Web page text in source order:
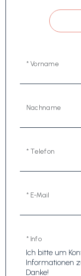
* Vorname
Nachname
* Telefon
* E-Mail
* Info